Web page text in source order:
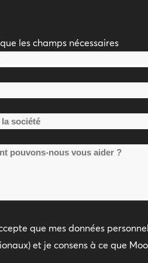
les champs nécessaires
que mes données
et je consens à ce que